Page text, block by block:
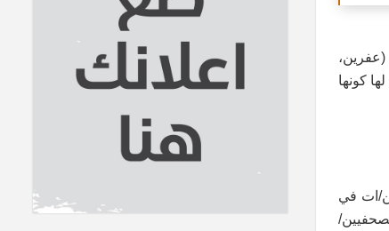
مناطق (عفرين،
كونها
ات في